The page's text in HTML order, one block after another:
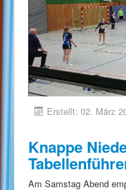
Erstellt: 02. März
Knappe
Am Samstag Abend